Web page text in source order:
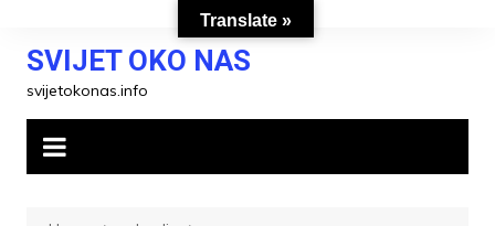
contentSVIJET OKO NAS
svijetokonas.info
Translate »